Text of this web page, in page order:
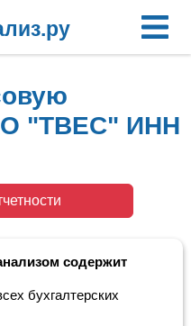
"ТВЕС" ИНН
содержит
бухгалтерских